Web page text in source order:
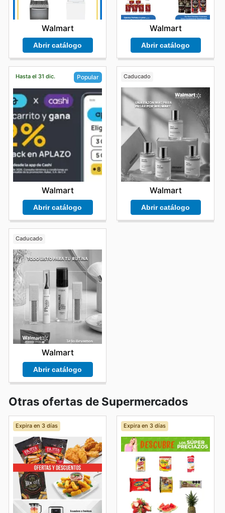
Walmart
Abrir catálogo
Walmart
Abrir catálogo
Hasta el 31 dic. Popular
Walmart
Abrir catálogo
Caducado
Walmart
Abrir catálogo
Caducado
Walmart
Abrir catálogo
Otras ofertas de Supermercados
Expira en 3 días Expira en 3 días